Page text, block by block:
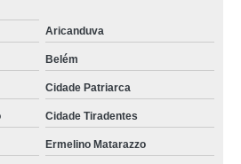
Aricanduva
Belém
Cidade Patriarca
Cidade Tiradentes
Ermelino Matarazzo